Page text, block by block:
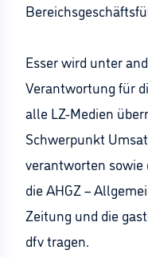
Esser wird unter
Verantwortung für
alle LZ-Medien
Schwerpunkt
verantworten
die AHGZ –
Zeitung und die
dfv tragen.